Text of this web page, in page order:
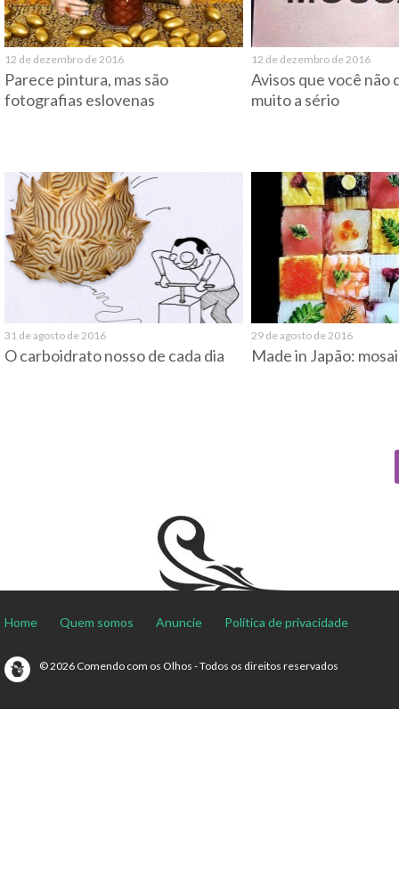
12 de dezembro de 2016
Parece pintura, mas são
fotografias eslovenas
12 de dezembro de 2016
Avisos que você não
muito a sério
31 de agosto de 2016
O carboidrato nosso de cada dia
29 de agosto de 2016
Made in Japão:
Home Quem somos Anuncie Política de privacidade
© 2026 Comendo com os Olhos - Todos os direitos reservados